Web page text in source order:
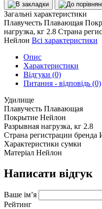
Загальні характеристики
Плавучесть Плавающая
нагрузка, кг 2.8 Страна
Нейлон Всі характеристики
Опис
Характеристики
Відгуки (0)
Питання - відповідь (0)
Удилище
Плавучесть Плавающая
Покрытие Нейлон
Разрывная нагрузка, кг 2.8
Страна регистрации бренда
Характеристики сумки
Матеріал Нейлон
Написати відгук
Ваше ім’я
Рейтинг